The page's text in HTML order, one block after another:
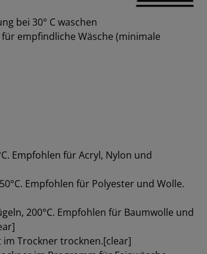
bei 30° C waschen
empfindliche Wäsche (minimale
Empfohlen für Acryl, Nylon und
Empfohlen für Polyester und Wolle.
200°C. Empfohlen für Baumwolle und
im Trockner trocknen.[clear]